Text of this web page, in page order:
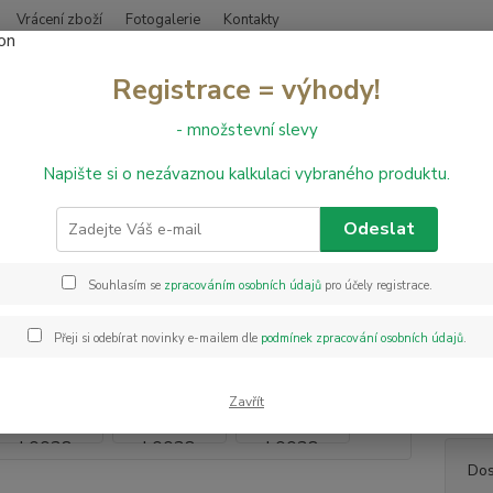
Vrácení zboží Fotogalerie Kontakty
Hledat
Obvodové lišty Obvodové lišty Thermofix Obvodová lišta
lišta Thermofix L0038
Registrace = výhody!
- množstevní slevy
Napište si o nezávaznou kalkulaci vybraného produktu.
Odeslat
Souhlasím se zpracováním osobních údajůpro účely registrace.
Přeji si odebírat novinky e-mailem dle podmínek zpracování osobních údajů.
Zavřít